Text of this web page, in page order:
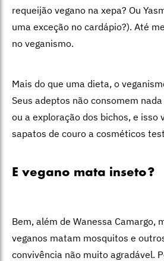
requeijão vegano na xepa? Ou
uma exceção no cardápio?). Até
no veganismo.
Mais do que uma dieta, o
Seus adeptos não consomem
ou a exploração dos bichos, e isso
sapatos de couro a cosméticos
E vegano mata inseto?
Bem, além de Wanessa Camargo,
veganos matam mosquitos e
convivência não muito agradável.